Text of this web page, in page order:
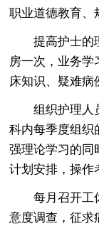
职业道德教育、
提高护士的理
房一次，业务学
床知识、疑难病
组织护理人员
科内每季度组织
强理论学习的同
计划安排，操作
每月召开工休
意度调查，征求